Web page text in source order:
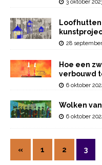
3 oktober
28
Hoe een
verbouwd
6 oktober
Wolken
6 oktober
« 1 2 3